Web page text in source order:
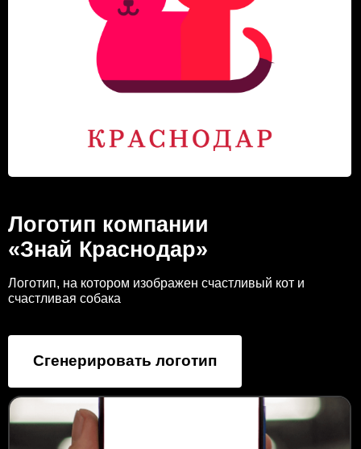
Логотип компании
«Знай Краснодар»
Логотип, на котором изображен счастливый кот и
счастливая собака
Сгенерировать логотип